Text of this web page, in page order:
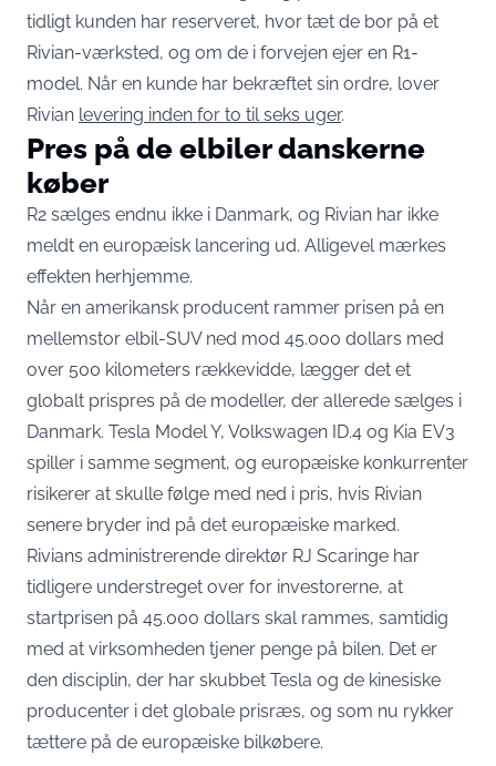
tidligt kunden har reserveret, hvor tæt de bor på et
Rivian-værksted, og om de i forvejen ejer en R1-
model. Når en kunde har bekræftet sin ordre, lover
Rivian levering inden for to til seks uger.
Pres på de elbiler danskerne
køber
R2 sælges endnu ikke i Danmark, og Rivian har ikke
meldt en europæisk lancering ud. Alligevel mærkes
effekten herhjemme.
Når en amerikansk producent rammer prisen på en
mellemstor elbil-SUV ned mod 45.000 dollars med
over 500 kilometers rækkevidde, lægger det et
globalt prispres på de modeller, der allerede sælges i
Danmark. Tesla Model Y, Volkswagen ID.4 og Kia EV3
spiller i samme segment, og europæiske konkurrenter
risikerer at skulle følge med ned i pris, hvis Rivian
senere bryder ind på det europæiske marked.
Rivians administrerende direktør RJ Scaringe har
tidligere understreget over for investorerne, at
startprisen på 45.000 dollars skal rammes, samtidig
med at virksomheden tjener penge på bilen. Det er
den disciplin, der har skubbet Tesla og de kinesiske
producenter i det globale prisræs, og som nu rykker
tættere på de europæiske bilkøbere.